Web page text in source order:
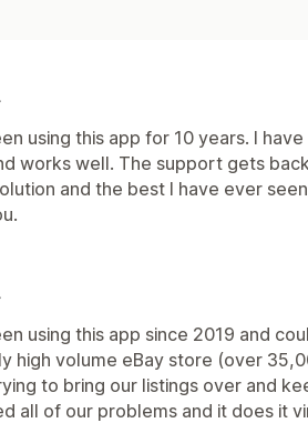
using this app for 10 years. I
works well. The support gets
and the best I have ever
using this app since 2019 and
high volume eBay store (over
to bring our listings over and
all of our problems and it does it